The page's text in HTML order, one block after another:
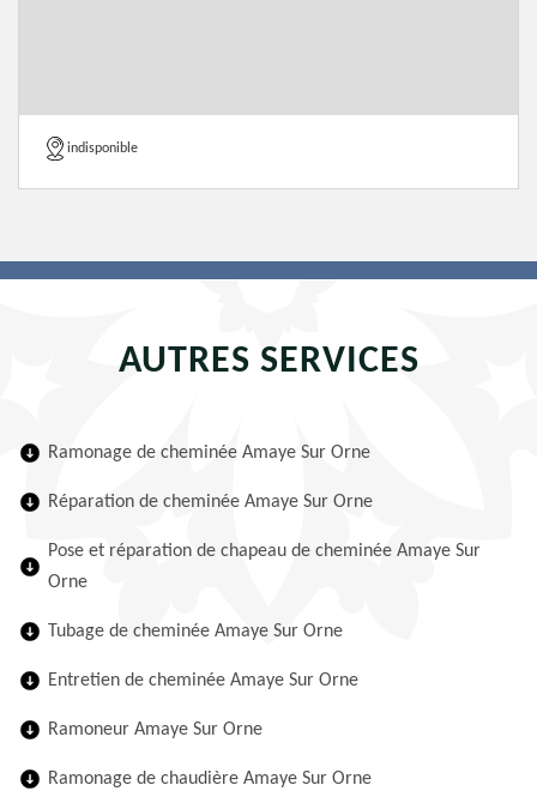
indisponible
AUTRES SERVICES
Ramonage de cheminée Amaye Sur Orne
Réparation de cheminée Amaye Sur Orne
Pose et réparation de chapeau de cheminée Amaye Sur
Orne
Tubage de cheminée Amaye Sur Orne
Entretien de cheminée Amaye Sur Orne
Ramoneur Amaye Sur Orne
Ramonage de chaudière Amaye Sur Orne